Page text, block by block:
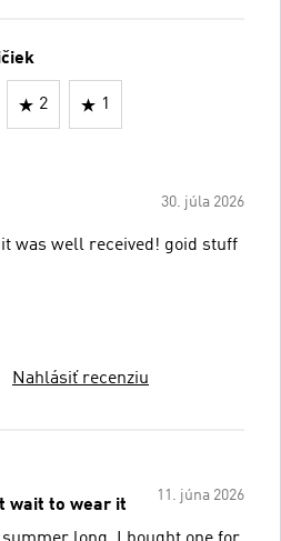
2 1
30. júla 2026
was well received! goid stuff
Nahlásiť recenziu
11. júna 2026
wait to wear it